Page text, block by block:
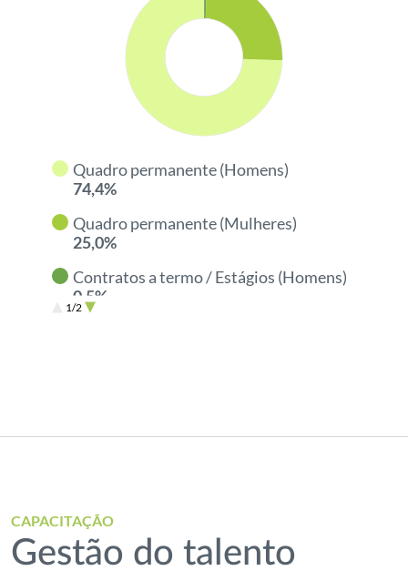
Bar chart with 4 data series.
View as data table, Chart
The chart has 1 X axis displaying categories.
The chart has 1 Y axis displaying values. Data ranges from
Quadro permanente (Homens)
74,4%
Quadro permanente (Mulheres)
25,0%
Contratos a termo / Estágios (Homens)
0,5%
1/2
CAPACITAÇÃO
Gestão do talento